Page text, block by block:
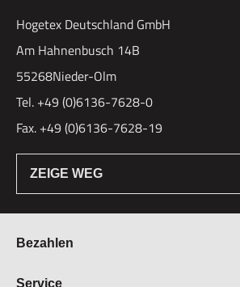
Hogetex Deutschland GmbH
Am Hahnenbusch 14B
55268Nieder-Olm
Tel. +49 (0)6136-7628-0
Fax. +49 (0)6136-7628-19
ZEIGE WEG
Bezahlen
Bestellung & Zahlung
Service